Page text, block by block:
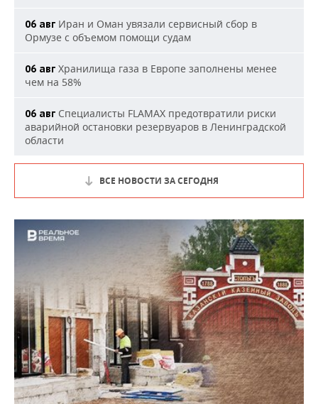
06 авг Иран и Оман увязали сервисный сбор в
Ормузе с объемом помощи судам
06 авг Хранилища газа в Европе заполнены менее
чем на 58%
06 авг Специалисты FLAMAX предотвратили риски
аварийной остановки резервуаров в Ленинградской
области
ВСЕ НОВОСТИ ЗА СЕГОДНЯ